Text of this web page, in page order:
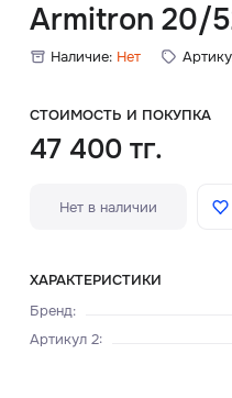
Armitron 20/
Наличие: Нет
СТОИМОСТЬ И ПОКУПКА
47 400 тг.
Нет в наличии
ХАРАКТЕРИСТИКИ
Бренд:
Артикул 2:
О нас